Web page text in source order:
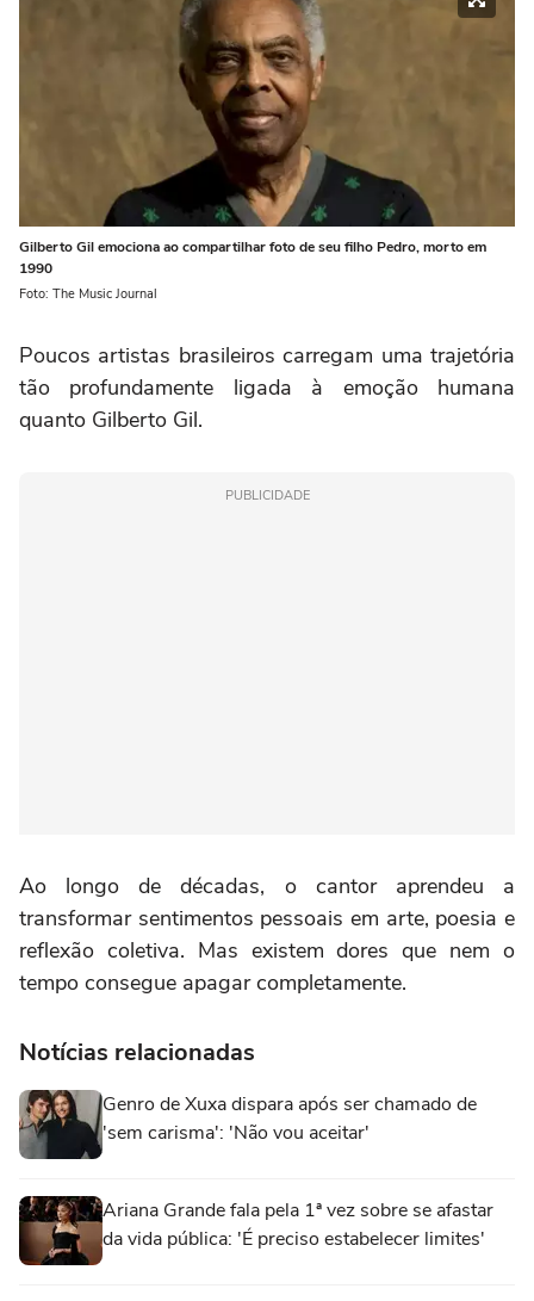
Gilberto Gil emociona ao compartilhar foto de seu filho Pedro, morto em
1990
Foto: The Music Journal
Poucos artistas brasileiros carregam uma trajetória
tão profundamente ligada à emoção humana
quanto Gilberto Gil.
PUBLICIDADE
Ao longo de décadas, o cantor aprendeu a
transformar sentimentos pessoais em arte, poesia e
reflexão coletiva. Mas existem dores que nem o
tempo consegue apagar completamente.
Notícias relacionadas
Genro de Xuxa dispara após ser chamado de
'sem carisma': 'Não vou aceitar'
Ariana Grande fala pela 1ª vez sobre se afastar
da vida pública: 'É preciso estabelecer limites'